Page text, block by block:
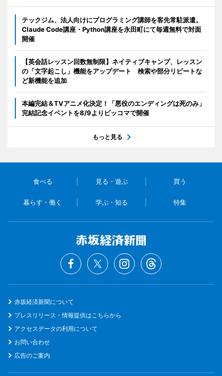
テックジム、法人向けにプログラミング講師を客先常駐派遣。
Claude Code講座・Python講座を永田町にて毎週無料で対面
開催
【英会話レッスン回数無制限】ネイティブキャンプ、レッスン
の「文字起こし」機能をアップデート 検索や部分リピートな
ど新機能を追加
本編完結＆TVアニメ化決定！「悪役のエンディングは死のみ」
完結記念イベントを8/9よりピッコマで開催
もっと見る
食べる 見る・遊ぶ 買う
暮らす・働く 学ぶ・知る 特集
赤坂経済新聞について
プレスリリース・情報提供はこちらから
アクセスデータの利用について
お問い合わせ
広告のご案内